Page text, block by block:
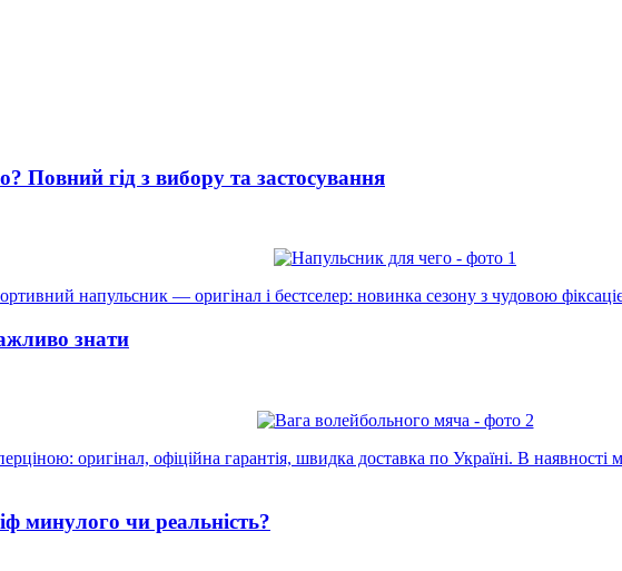
Повний гід з вибору та застосування
напульсник — оригінал і бестселер: новинка сезону з чудовою
знати
оригінал, офіційна гарантія, швидка доставка по Україні. В наявності
минулого чи реальність?